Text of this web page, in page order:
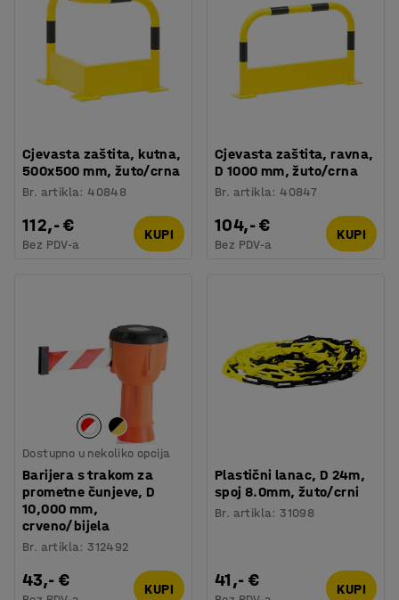
Cjevasta zaštita, kutna,
500x500 mm, žuto/crna
Br. artikla: 40848
112,- €
Bez PDV-a
KUPI
Cjevasta zaštita, ravna,
D 1000 mm, žuto/crna
Br. artikla: 40847
104,- €
Bez PDV-a
KUPI
Dostupno u nekoliko opcija
Barijera s trakom za
prometne čunjeve, D
10,000 mm,
crveno/bijela
Br. artikla:312492
43,- € KUPI
Plastični lanac, D 24m,
spoj 8.0mm, žuto/crni
Br. artikla:31098
41,- € KUPI